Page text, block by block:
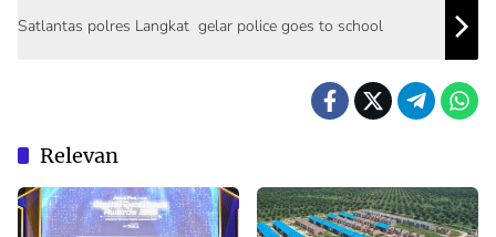
Satlantas polres Langkat gelar police goes to school
Relevan